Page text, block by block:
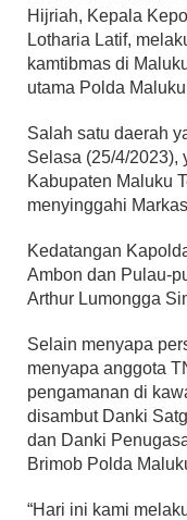
Hijriah, Kepala
Lotharia Latif,
kamtibmas di
utama Polda
Salah satu daerah
Selasa (25/4/2023),
Kabupaten Maluku
menyinggahi
Kedatangan
Ambon dan Pulau-
Arthur Lumongga
Selain menyapa
menyapa anggota
pengamanan di
disambut Danki
dan Danki
Brimob Polda
“Hari ini kami